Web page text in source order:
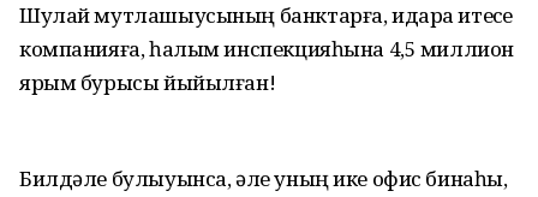
Шулай мутлашыусының банктарға, идара итеүсе
компанияға, һалым инспекцияһына 4,5 миллион
ярым бурысы йыйылған!
Билдәле булыуынса, әле уның ике офис бинаһы,